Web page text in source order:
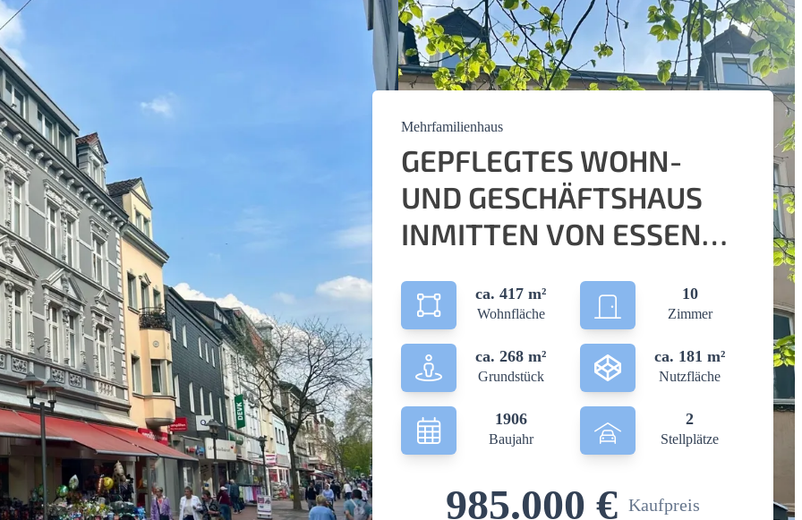
Mehrfamilienhaus
GEPFLEGTES WOHN-
UND GESCHÄFTSHAUS
INMITTEN VON ESSEN
ca. 417 m²
Wohnfläche
10
Zimmer
ca. 268 m²
Grundstück
ca. 181 m²
Nutzfläche
1906
Baujahr
2
Stellplätze
985.000 € Kaufpreis